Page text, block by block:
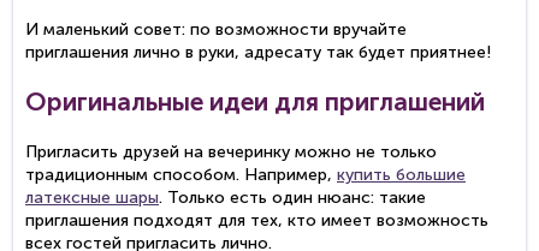
И маленький совет: по возможности вручайте
приглашения лично в руки, адресату так будет приятнее!
Оригинальные идеи для приглашений
Пригласить друзей на вечеринку можно не только
традиционным способом. Например, купить большие
латексные шары. Только есть один нюанс: такие
приглашения подходят для тех, кто имеет возможность
всех гостей пригласить лично.